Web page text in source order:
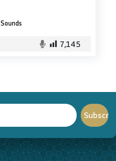
Sounds
7,145